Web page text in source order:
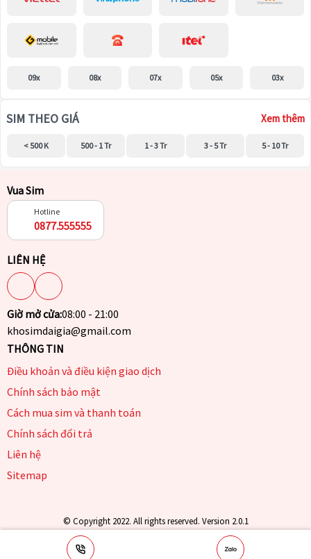
09x 08x 07x 05x 03x
SIM THEO GIÁ Xem thêm
< 500 K 500 - 1 Tr 1 - 3 Tr 3 - 5 Tr 5 - 10 Tr
Vua Sim
Hotline
0877.555555
LIÊN HỆ
Giờ mở cửa:08:00 - 21:00
khosimdaigia@gmail.com
THÔNG TIN
Điều khoản và điều kiện giao dịch
Chính sách bảo mật
Cách mua sim và thanh toán
Chính sách đổi trả
Liên hệ
Sitemap
© Copyright 2022. All rights reserved. Version 2.0.1